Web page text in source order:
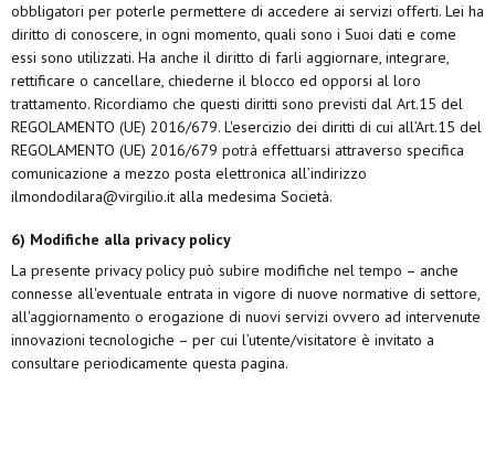
obbligatori per poterle permettere di accedere ai servizi offerti. Lei ha
diritto di conoscere, in ogni momento, quali sono i Suoi dati e come
essi sono utilizzati. Ha anche il diritto di farli aggiornare, integrare,
rettificare o cancellare, chiederne il blocco ed opporsi al loro
trattamento. Ricordiamo che questi diritti sono previsti dal Art.15 del
REGOLAMENTO (UE) 2016/679. L'esercizio dei diritti di cui all’Art.15 del
REGOLAMENTO (UE) 2016/679 potrà effettuarsi attraverso specifica
comunicazione a mezzo posta elettronica all’indirizzo
ilmondodilara@virgilio.it alla medesima Società.
6) Modifiche alla privacy policy
La presente privacy policy può subire modifiche nel tempo – anche
connesse all'eventuale entrata in vigore di nuove normative di settore,
all'aggiornamento o erogazione di nuovi servizi ovvero ad intervenute
innovazioni tecnologiche – per cui l’utente/visitatore è invitato a
consultare periodicamente questa pagina.